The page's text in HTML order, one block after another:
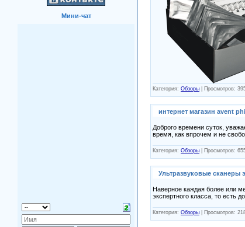
Мини-чат
Категория: Обзоры | Просмотров:
интернет магазин avent
Доброго времени суток,
время, как впрочем и не
Категория: Обзоры | Просмотров:
Ультразвуковые сканеры
Наверное каждая более или
экспертного класса, то есть
Категория: Обзоры | Просмотров: